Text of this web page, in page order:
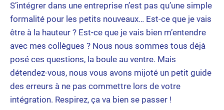
S’intégrer dans une entreprise n’est pas qu’une simple
formalité pour les petits nouveaux… Est-ce que je vais
être à la hauteur ? Est-ce que je vais bien m’entendre
avec mes collègues ? Nous nous sommes tous déjà
posé ces questions, la boule au ventre. Mais
détendez-vous, nous vous avons mijoté un petit guide
des erreurs à ne pas commettre lors de votre
intégration. Respirez, ça va bien se passer !